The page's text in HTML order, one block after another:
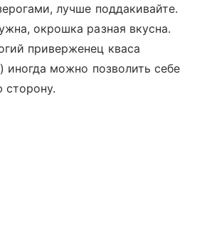
лучше поддакивайте.
окрошка разная вкусна.
приверженец кваса
иногда можно позволить себе
сторону.